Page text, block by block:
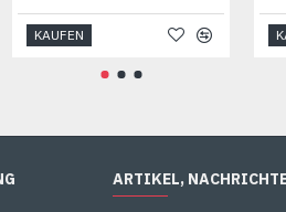
KAUFEN
KAUFEN
ARTIKEL,